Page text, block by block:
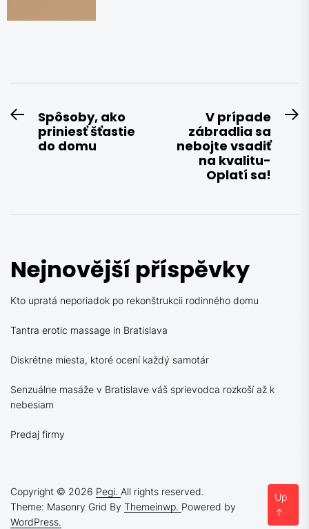
Navigace
pro
PreviousSpôsoby, ako
priniesť šťastie
do domu
V prípade
zábradlia sa
nebojte vsadiť
na kvalitu-
Oplatí sa!
Nejnovější příspěvky
Kto upratá neporiadok po rekonštrukcii rodinného domu
Tantra erotic massage in Bratislava
Diskrétne miesta, ktoré ocení každý samotár
Senzuálne masáže v Bratislave váš sprievodca rozkoší až k
nebesiam
Predaj firmy
Copyright © 2026 Pegi. All rights reserved.
Theme: Masonry Grid By Themeinwp. Powered by
WordPress.
Up
↑